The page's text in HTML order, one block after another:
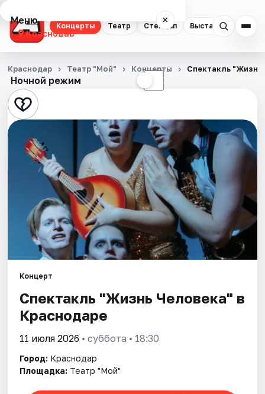
Концерты Театр Стендап Выставки
Меню ×
Краснодар
Концерты
Театр
Стендап
Выставки
Квесты
Экскурсии
Спорт
События
Города
Площадки
Рейтинги
Ночной режим ☾
Краснодар Театр "Мой" Концерты Спектакль "Жизнь
Концерт
Спектакль "Жизнь Человека" в
Краснодаре
11 июля 2026 • суббота • 18:30
Город: Краснодар
Площадка: Театр "Мой"